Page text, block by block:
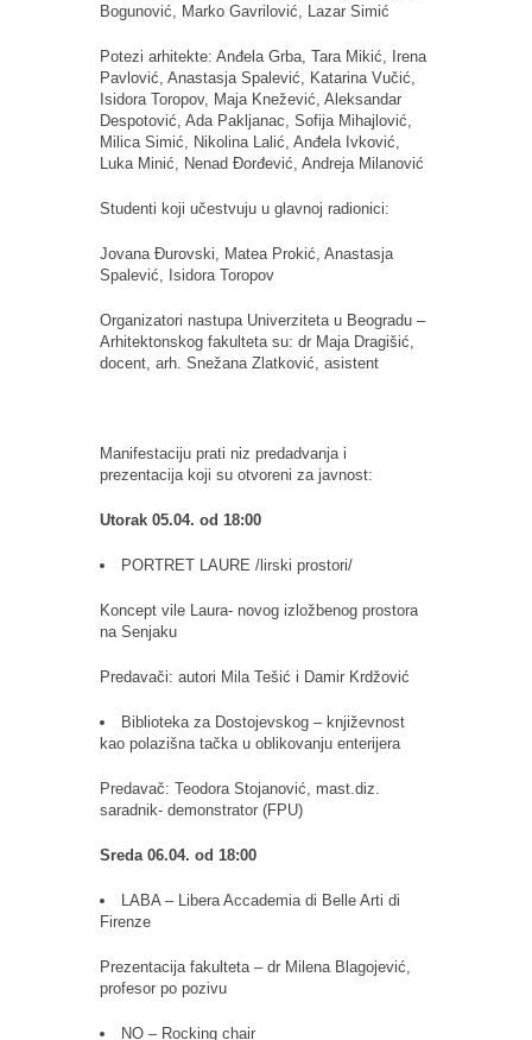
Bogunović, Marko Gavrilović, Lazar Simić
Potezi arhitekte: Anđela Grba, Tara Mikić, Irena
Pavlović, Anastasja Spalević, Katarina Vučić,
Isidora Toropov, Maja Knežević, Aleksandar
Despotović, Ada Pakljanac, Sofija Mihajlović,
Milica Simić, Nikolina Lalić, Anđela Ivković,
Luka Minić, Nenad Đorđević, Andreja Milanović
Studenti koji učestvuju u glavnoj radionici:
Jovana Đurovski, Matea Prokić, Anastasja
Spalević, Isidora Toropov
Organizatori nastupa Univerziteta u Beogradu –
Arhitektonskog fakulteta su: dr Maja Dragišić,
docent, arh. Snežana Zlatković, asistent
Manifestaciju prati niz predadvanja i
prezentacija koji su otvoreni za javnost:
Utorak 05.04. od 18:00
PORTRET LAURE /lirski prostori/
Koncept vile Laura- novog izložbenog prostora
na Senjaku
Predavači: autori Mila Tešić i Damir Krdžović
Biblioteka za Dostojevskog – književnost
kao polazišna tačka u oblikovanju enterijera
Predavač: Teodora Stojanović, mast.diz.
saradnik- demonstrator (FPU)
Sreda 06.04. od 18:00
LABA – Libera Accademia di Belle Arti di
Firenze
Prezentacija fakulteta – dr Milena Blagojević,
profesor po pozivu
NO – Rocking chair